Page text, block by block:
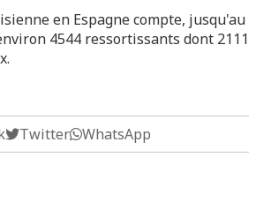
en Espagne compte, jusqu'au
4544 ressortissants dont 2111
Twitter WhatsApp